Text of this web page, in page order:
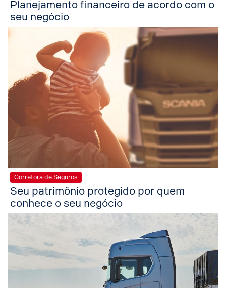
Planejamento financeiro de acordo com o
seu negócio
Corretora de Seguros
Seu patrimônio protegido por quem
conhece o seu negócio